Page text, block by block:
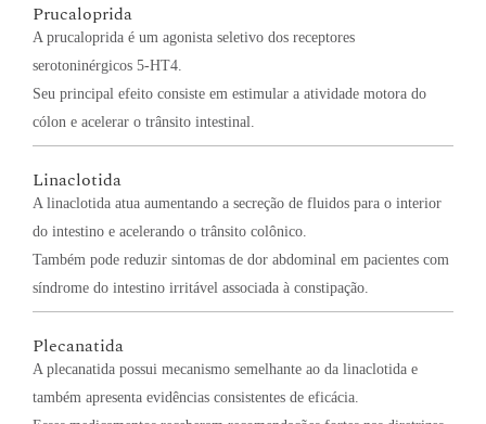
Prucaloprida
A prucaloprida é um agonista seletivo dos receptores
serotoninérgicos 5-HT4.
Seu principal efeito consiste em estimular a atividade motora do
cólon e acelerar o trânsito intestinal.
Linaclotida
A linaclotida atua aumentando a secreção de fluidos para o interior
do intestino e acelerando o trânsito colônico.
Também pode reduzir sintomas de dor abdominal em pacientes com
síndrome do intestino irritável associada à constipação.
Plecanatida
A plecanatida possui mecanismo semelhante ao da linaclotida e
também apresenta evidências consistentes de eficácia.